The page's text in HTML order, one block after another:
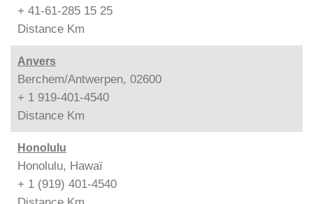
+ 41-61-285 15 25
Distance Km
Anvers
Berchem/Antwerpen, 02600
+ 1 919-401-4540
Distance Km
Honolulu
Honolulu, Hawaï
+ 1 (919) 401-4540